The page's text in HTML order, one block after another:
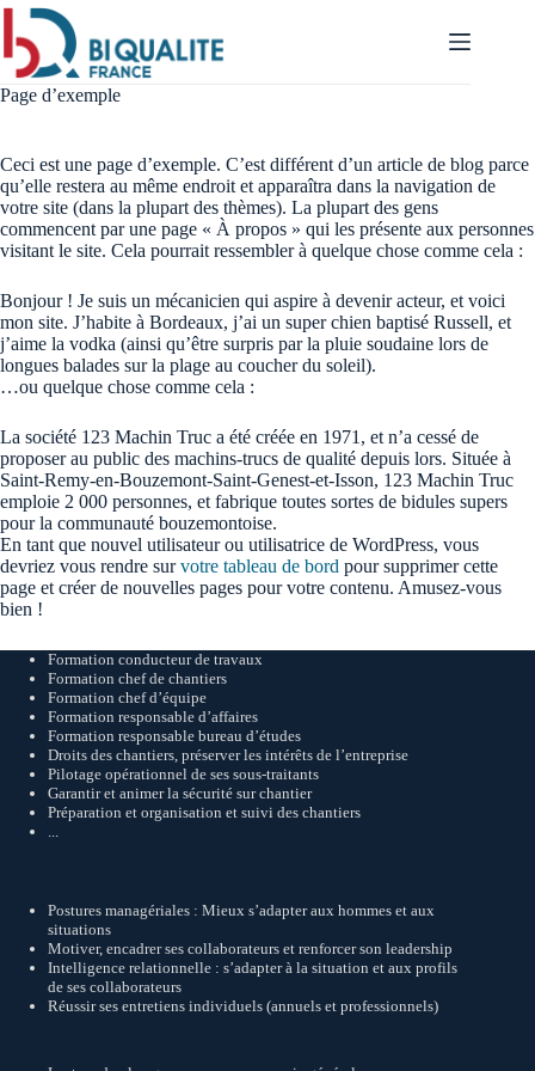
Passer
contenu
Page d’exemple
Ceci est une page d’exemple. C’est différent d’un article de blog parce
qu’elle restera au même endroit et apparaîtra dans la navigation de
votre site (dans la plupart des thèmes). La plupart des gens
commencent par une page « À propos » qui les présente aux personnes
visitant le site. Cela pourrait ressembler à quelque chose comme cela :
Bonjour ! Je suis un mécanicien qui aspire à devenir acteur, et voici
mon site. J’habite à Bordeaux, j’ai un super chien baptisé Russell, et
j’aime la vodka (ainsi qu’être surpris par la pluie soudaine lors de
longues balades sur la plage au coucher du soleil).
…ou quelque chose comme cela :
La société 123 Machin Truc a été créée en 1971, et n’a cessé de
proposer au public des machins-trucs de qualité depuis lors. Située à
Saint-Remy-en-Bouzemont-Saint-Genest-et-Isson, 123 Machin Truc
emploie 2 000 personnes, et fabrique toutes sortes de bidules supers
pour la communauté bouzemontoise.
En tant que nouvel utilisateur ou utilisatrice de WordPress, vous
devriez vous rendre survotre tableau de bord pour supprimer cette
page et créer de nouvelles pages pour votre contenu. Amusez-vous
bien !
Formation conducteur de travaux
Formation chef de chantiers
Formation chef d’équipe
Formation responsable d’affaires
Formation responsable bureau d’études
Droits des chantiers, préserver les intérêts de l’entreprise
Pilotage opérationnel de ses sous-traitants
Garantir et animer la sécurité sur chantier
Préparation et organisation et suivi des chantiers
Postures managériales : Mieux s’adapter aux hommes et aux
situations
Motiver, encadrer ses collaborateurs et renforcer son leadership
Intelligence relationnelle : s’adapter à la situation et aux profils
de ses collaborateurs
Réussir ses entretiens individuels (annuels et professionnels)